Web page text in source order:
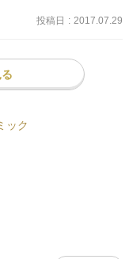
んな合格しますように
て
投稿日 : 2017.07.29
ック